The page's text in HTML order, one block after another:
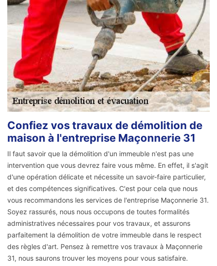
Confiez vos travaux de démolition de
maison à l'entreprise Maçonnerie 31
Il faut savoir que la démolition d'un immeuble n'est pas une
intervention que vous devrez faire vous même. En effet, il s'agit
d'une opération délicate et nécessite un savoir-faire particulier,
et des compétences significatives. C'est pour cela que nous
vous recommandons les services de l'entreprise Maçonnerie 31.
Soyez rassurés, nous nous occupons de toutes formalités
administratives nécessaires pour vos travaux, et assurons
parfaitement la démolition de votre immeuble dans le respect
des règles d'art. Pensez à remettre vos travaux à Maçonnerie
31, nous saurons trouver les moyens pour vous satisfaire.